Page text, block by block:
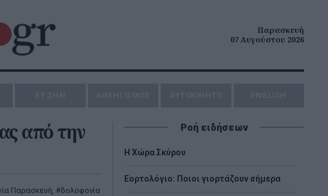
Παρασκευή
07 Αυγούστου 2026
από την
Παρασκευή, δολοφονία
Ροή ειδήσεων
Η Χώρα Σκύρου
Εορτολόγιο: Ποιοι γιορτάζουν σήμερα